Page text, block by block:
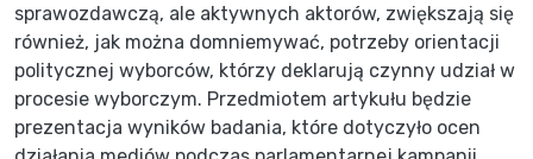
sprawozdawczą, ale aktywnych aktorów, zwiększają się
również, jak można domniemywać, potrzeby orientacji
politycznej wyborców, którzy deklarują czynny udział w
procesie wyborczym. Przedmiotem artykułu będzie
prezentacja wyników badania, które dotyczyło ocen